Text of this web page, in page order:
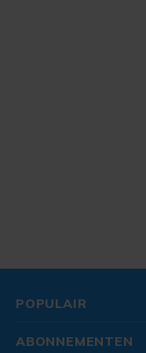
POPULAIR
ABONNEMENTEN